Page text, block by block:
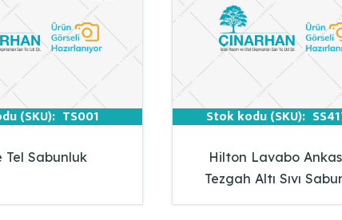
(SKU): TS001
Tel Sabunluk
Stok kodu (SKU):
Hilton Lavabo
Tezgah Altı Sıvı